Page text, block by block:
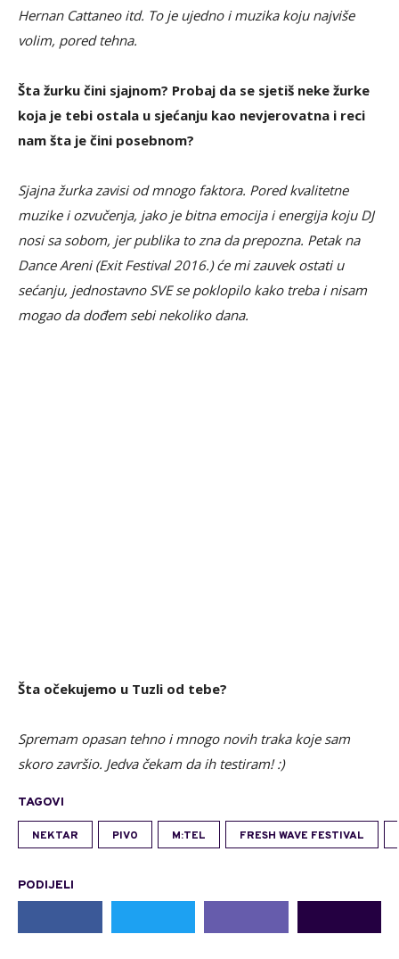
Hernan Cattaneo itd. To je ujedno i muzika koju najviše
volim, pored tehna.
Šta žurku čini sjajnom? Probaj da se sjetiš neke žurke
koja je tebi ostala u sjećanju kao nevjerovatna i reci
nam šta je čini posebnom?
Sjajna žurka zavisi od mnogo faktora. Pored kvalitetne
muzike i ozvučenja, jako je bitna emocija i energija koju DJ
nosi sa sobom, jer publika to zna da prepozna. Petak na
Dance Areni (Exit Festival 2016.) će mi zauvek ostati u
sećanju, jednostavno SVE se poklopilo kako treba i nisam
mogao da dođem sebi nekoliko dana.
Šta očekujemo u Tuzli od tebe?
Spremam opasan tehno i mnogo novih traka koje sam
skoro završio. Jedva čekam da ih testiram! :)
TAGOVI
NEKTAR PIVO M:TEL FRESH WAVE FESTIVAL
PODIJELI